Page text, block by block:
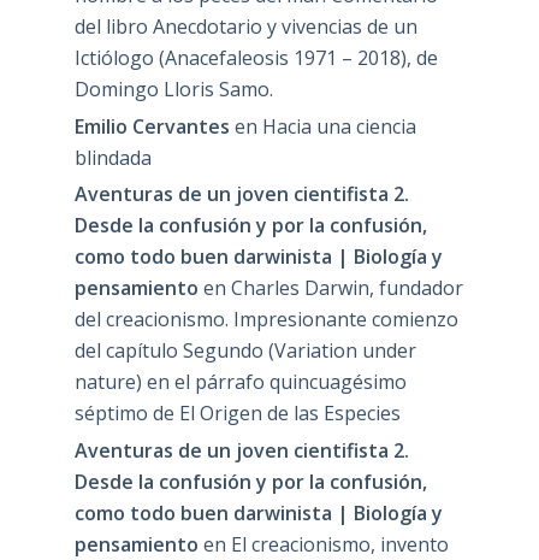
del libro Anecdotario y vivencias de un
Ictiólogo (Anacefaleosis 1971 – 2018), de
Domingo Lloris Samo.
Emilio Cervantes en Hacia una ciencia
blindada
Aventuras de un joven cientifista 2.
Desde la confusión y por la confusión,
como todo buen darwinista | Biología y
pensamiento en Charles Darwin, fundador
del creacionismo. Impresionante comienzo
del capítulo Segundo (Variation under
nature) en el párrafo quincuagésimo
séptimo de El Origen de las Especies
Aventuras de un joven cientifista 2.
Desde la confusión y por la confusión,
como todo buen darwinista | Biología y
pensamiento en El creacionismo, invento